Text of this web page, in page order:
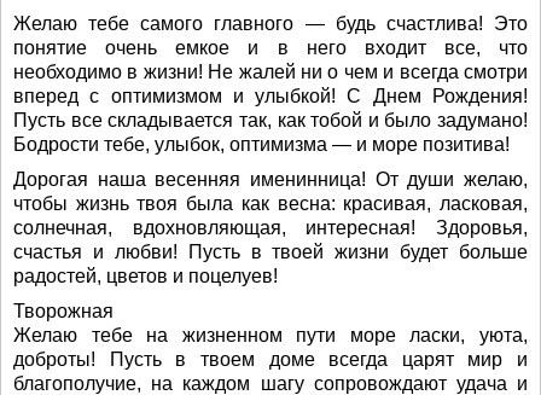
Желаю тебе самого главного — будь счастлива! Это
понятие очень емкое и в него входит все, что
необходимо в жизни! Не жалей ни о чем и всегда смотри
вперед с оптимизмом и улыбкой! С Днем Рождения!
Пусть все складывается так, как тобой и было задумано!
Бодрости тебе, улыбок, оптимизма — и море позитива!
Дорогая наша весенняя именинница! От души желаю,
чтобы жизнь твоя была как весна: красивая, ласковая,
солнечная, вдохновляющая, интересная! Здоровья,
счастья и любви! Пусть в твоей жизни будет больше
радостей, цветов и поцелуев!
Творожная
Желаю тебе на жизненном пути море ласки, уюта,
доброты! Пусть в твоем доме всегда царят мир и
благополучие, на каждом шагу сопровождают удача и